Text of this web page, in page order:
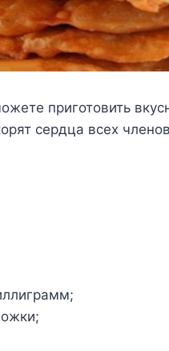
приготовить
сердца всех